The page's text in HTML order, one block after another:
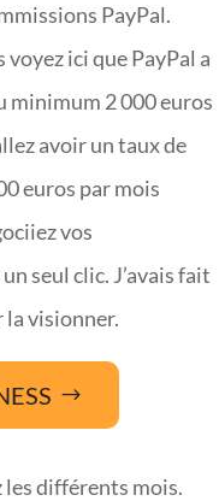
PayPal.
ici que PayPal a
minimum 2 000 euros
avoir un taux de
euros par mois
vos
seul clic. J’avais fait
la visionner.
les différents mois.